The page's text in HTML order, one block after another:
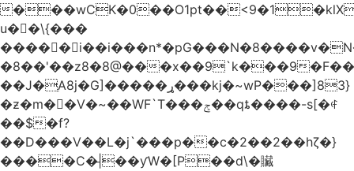
u��\{���
�8��'��z8�8@���x��9`k���9
��J�ֵA8j�G]�����ړ���kj�~wP���]83}
�ƶ�m��V�~��WF`T���ݮ��qȶ����-s[�ꏶ
��$�f?
��D���V��L�j`���p��c�2��2��hζ�}
����C�|̵��ƴW�[P��d\�贜